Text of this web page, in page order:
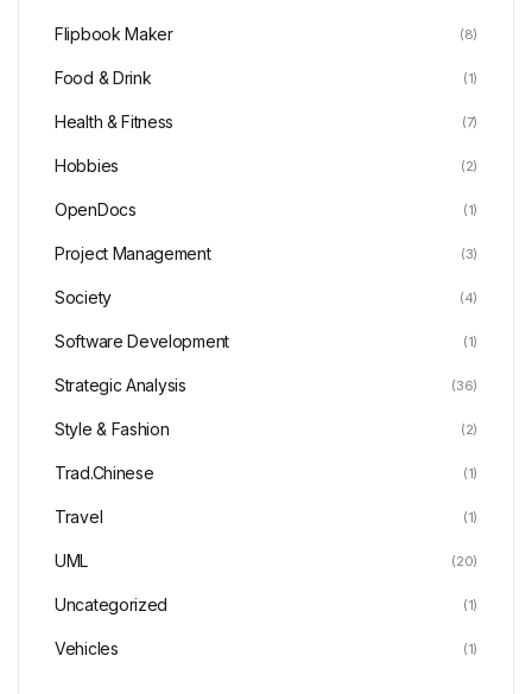
Flipbook Maker (8)
Food & Drink (1)
Health & Fitness (7)
Hobbies (2)
OpenDocs (1)
Project Management (3)
Society (4)
Software Development (1)
Strategic Analysis (36)
Style & Fashion (2)
Trad.Chinese (1)
Travel (1)
UML (20)
Uncategorized (1)
Vehicles (1)